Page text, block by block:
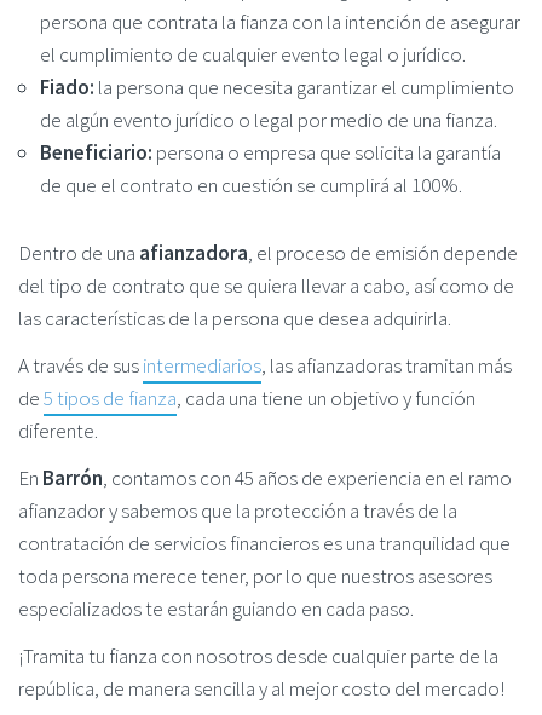
persona que contrata la fianza con la intención de asegurar
el cumplimiento de cualquier evento legal o jurídico.
Fiado: la persona que necesita garantizar el cumplimiento
de algún evento jurídico o legal por medio de una fianza.
Beneficiario: persona o empresa que solicita la garantía
de que el contrato en cuestión se cumplirá al 100%.
Dentro de una afianzadora, el proceso de emisión depende
del tipo de contrato que se quiera llevar a cabo, así como de
las características de la persona que desea adquirirla.
A través de susintermediarios, las afianzadoras tramitan más
de5 tipos de fianza, cada una tiene un objetivo y función
diferente.
En Barrón, contamos con 45 años de experiencia en el ramo
afianzador y sabemos que la protección a través de la
contratación de servicios financieros es una tranquilidad que
toda persona merece tener, por lo que nuestros asesores
especializados te estarán guiando en cada paso.
¡Tramita tu fianza con nosotros desde cualquier parte de la
república, de manera sencilla y al mejor costo del mercado!